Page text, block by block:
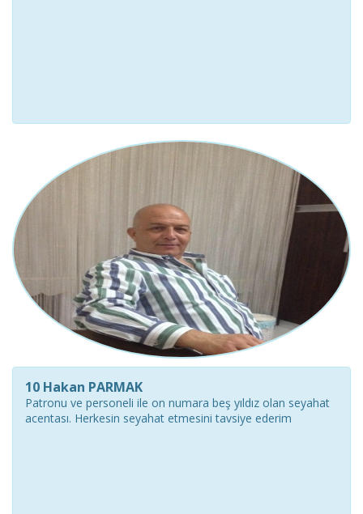
10 Hakan PARMAK
Patronu ve personeli ile on numara beş yıldız olan seyahat
acentası. Herkesin seyahat etmesini tavsiye ederim